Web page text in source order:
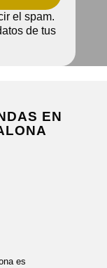
el spam.
de tus
EN
es